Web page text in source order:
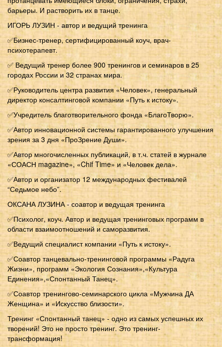
барьеры. И растворить их в танце.
ИГОРЬ ЛУЗИН - автор и ведущий тренинга
✅Бизнес-тренер, сертифицированный коуч, врач-
психотерапевт.
✅ Ведущий тренер более 900 тренингов и семинаров в 25
городах России и 32 странах мира.
✅Руководитель центра развития «Человек», генеральный
директор консалтинговой компании «Путь к истоку».
✅Учредитель благотворительного фонда «БлагоТворю».
✅Автор инновационной системы гарантированного улучшения
зрения за 3 дня «ПроЗрение Души».
✅Автор многочисленных публикаций, в т.ч. статей в журнале
«СОАСН magazine», «Chif Time» и «Человек дела».
✅Автор и организатор 12 международных фестивалей
“Седьмое небо”.
ОКСАНА ЛУЗИНА - соавтор и ведущая тренинга
✅Психолог, коуч. Автор и ведущая тренинговых программ в
области взаимоотношений и саморазвития.
✅Ведущий специалист компании «Путь к истоку».
✅Соавтор танцевально-тренинговой программы «Радуга
Жизни», программ «Экология Сознания»,«Культура
Единения»,«Спонтанный Танец».
✅Соавтор тренингово-семинарского цикла «Мужчина ДА
Женщина» и «Искусство близости».
Тренинг «Спонтанный танец» - одно из самых успешных их
творений! Это не просто тренинг. Это тренинг-
трансформация!